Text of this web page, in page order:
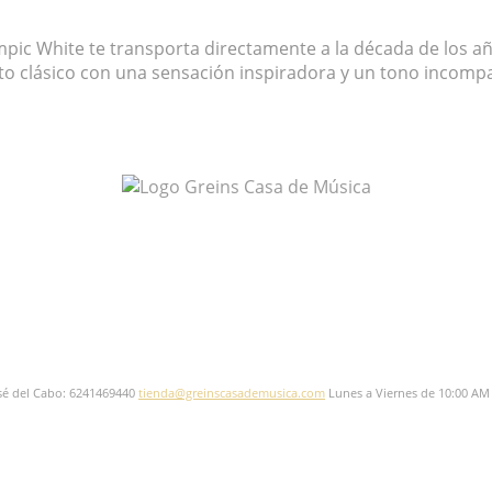
White te transporta directamente a la década de los
clásico con una sensación inspiradora y un tono
del Cabo: 6241469440 tienda@greinscasademusica.com Lunes a Viernes de 10:00